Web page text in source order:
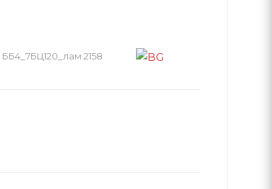
ББ4_7БЦ120_лам 2158